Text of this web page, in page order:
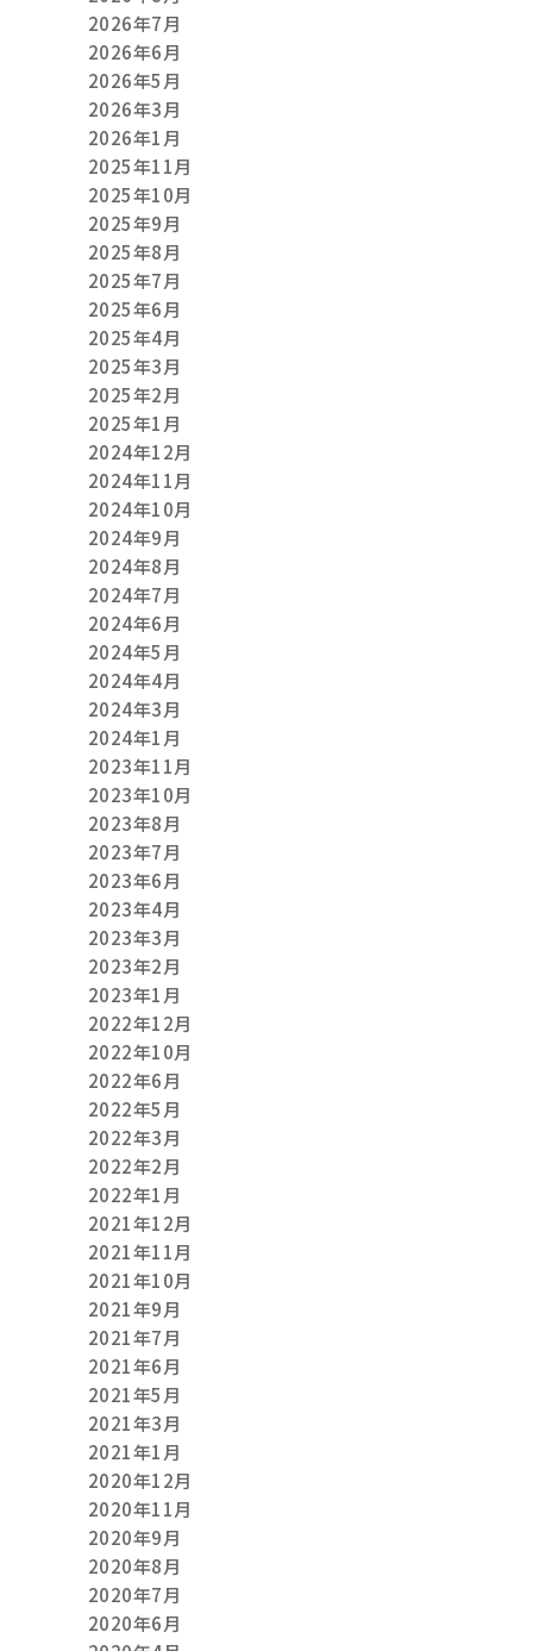
2026年7月
2026年6月
2026年5月
2026年3月
2026年1月
2025年11月
2025年10月
2025年9月
2025年8月
2025年7月
2025年6月
2025年4月
2025年3月
2025年2月
2025年1月
2024年12月
2024年11月
2024年10月
2024年9月
2024年8月
2024年7月
2024年6月
2024年5月
2024年4月
2024年3月
2024年1月
2023年11月
2023年10月
2023年8月
2023年7月
2023年6月
2023年4月
2023年3月
2023年2月
2023年1月
2022年12月
2022年10月
2022年6月
2022年5月
2022年3月
2022年2月
2022年1月
2021年12月
2021年11月
2021年10月
2021年9月
2021年7月
2021年6月
2021年5月
2021年3月
2021年1月
2020年12月
2020年11月
2020年9月
2020年8月
2020年7月
2020年6月